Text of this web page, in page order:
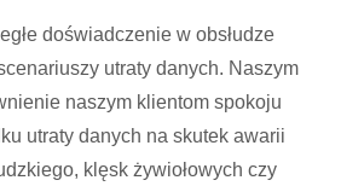
doświadczenie w obsłudze
utraty danych. Naszym
naszym klientom spokoju
utraty danych na skutek awarii
klęsk żywiołowych czy